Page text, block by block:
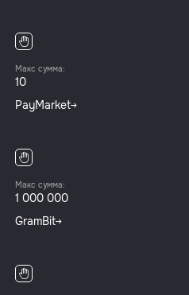
Макс сумма:
10
PayMarket
Макс сумма:
1 000 000
GramBit